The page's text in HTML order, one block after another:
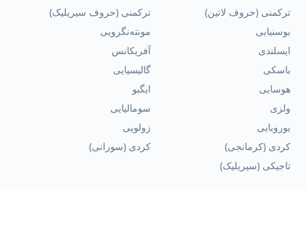
ترکمنی (حروف لاتین)
ترکمنی (حروف سیریلیک)
بوسنیایی
مونته‌نگرویی
ایسلندی
آفریکانس
باسکی
گالیسیایی
هوسایی
ایگبو
ولزی
سومالیایی
یوروبایی
زولویی
کردی (کرمانجی)
کردی (سورانی)
تاجیکی (سیریلیک)